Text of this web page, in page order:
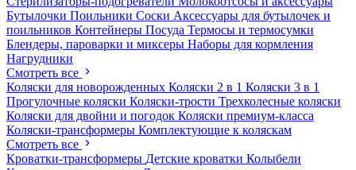
Бутылочки Поильники Соски Аксессуары для бутылочек и
поильников Контейнеры Посуда Термосы и термосумки
Блендеры, пароварки и миксеры Наборы для кормления
Нагрудники
Смотреть все
Коляски для новорожденных Коляски 2 в 1 Коляски 3 в 1
Прогулочные коляски Коляски-трости Трехколесные коляски
Коляски для двойни и погодок Коляски премиум-класса
Коляски-трансформеры Комплектующие к коляскам
Смотреть все
Кроватки-трансформеры Детские кроватки Колыбели